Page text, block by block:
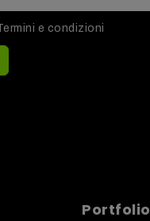
e condizioni
Portfolio